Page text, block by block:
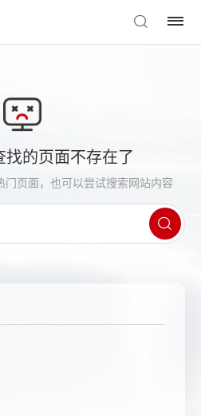
找的页面不存在了
门页面，也可以尝试搜索网站内容